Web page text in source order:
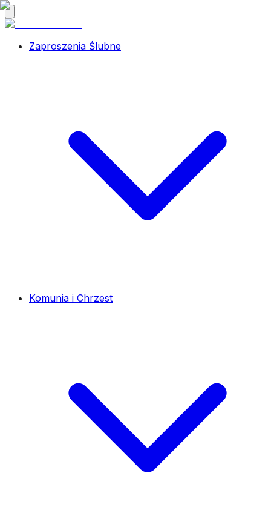
Zaproszenia Ślubne
Komunia i Chrzest